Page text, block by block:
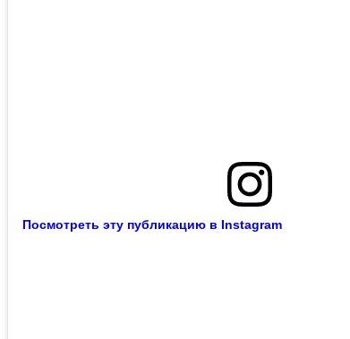
Посмотреть эту публикацию в Instagram